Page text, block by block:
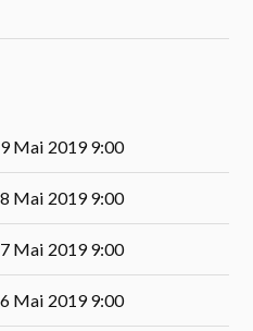
Mai 2019 9:00
Mai 2019 9:00
Mai 2019 9:00
Mai 2019 9:00